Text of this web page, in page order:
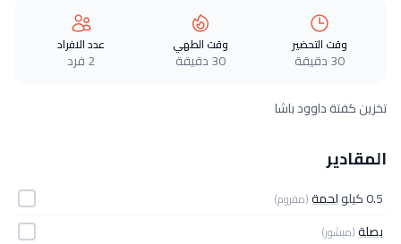
وقت التحضير
30 دقيقة
وقت الطهي
30 دقيقة
عدد الافراد
2 فرد
تخزين كفتة داوود باشا
المقادير
0.5 كيلو لحمة(مفروم)
بصلة(مبشور)